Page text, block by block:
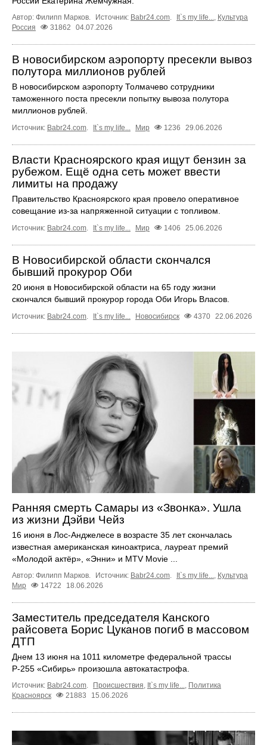
Автор: Филипп Марков. Источник: Babr24.com It`s my life...
Культура
Россия
31862 04.07.2026
В новосибирском аэропорту пресекли вывоз
полутора миллионов рублей
В новосибирском аэропорту Толмачево сотрудники
таможенного поста пресекли попытку вывоза полутора
миллионов рублей.
Источник: Babr24.com. It`s my life... Мир 1236 29.06.2026
Власти Красноярского края ищут бензин за
рубежом. Ещё одна сеть может ввести
лимиты на продажу
Правительство Красноярского края провело оперативное
совещание из-за напряженной ситуации с топливом.
Источник: Babr24.com. It`s my life... Мир 1406 25.06.2026
В Новосибирской области скончался
бывший прокурор Оби
20 июня в Новосибирской области на 65 году жизни
скончался бывший прокурор города Оби Игорь Власов.
Источник: Babr24.com. It`s my life... Новосибирск 4370 22.06.2026
Ранняя смерть Самары из «Звонка». Ушла
из жизни Дэйви Чейз
16 июня в Лос-Анджелесе в возрасте 35 лет скончалась
известная американская киноактриса, лауреат премий
«Молодой актёр», «Энни» и MTV Movie ...
Автор: Филипп Марков. Источник: Babr24.com. It`s my life..., Культура
Мир
14722 18.06.2026
Заместитель председателя Канского
райсовета Борис Цуканов погиб в массовом
ДТП
Днем 13 июня на 1011 километре федеральной трассы
Р-255 «Сибирь» произошла автокатастрофа.
Источник: Babr24.com. Происшествия, It`s my life..., Политика
Красноярск
21883 15.06.2026